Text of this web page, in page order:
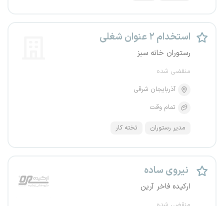
استخدام ۲ عنوان شغلی
رستوران خانه سبز
منقضی شده
آذربایجان شرقی
تمام وقت
مدیر رستوران تخته کار
نیروی ساده
ارکیده فاخر آرین